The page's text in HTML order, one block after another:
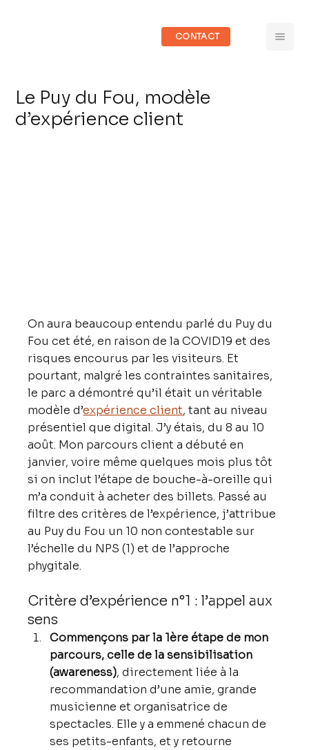
CONTACT
Le Puy du Fou, modèle
d’expérience client
On aura beaucoup entendu parlé du Puy du
Fou cet été, en raison de la COVID19 et des
risques encourus par les visiteurs. Et
pourtant, malgré les contraintes sanitaires,
le parc a démontré qu’il était un véritable
modèle d’expérience client, tant au niveau
présentiel que digital. J’y étais, du 8 au 10
août. Mon parcours client a débuté en
janvier, voire même quelques mois plus tôt
si on inclut l’étape de bouche-à-oreille qui
m’a conduit à acheter des billets. Passé au
filtre des critères de l’expérience, j’attribue
au Puy du Fou un 10 non contestable sur
l’échelle du NPS (1) et de l’approche
phygitale.
Critère d’expérience n°1 : l’appel aux
sens
Commençons par la 1ère étape de mon
parcours, celle de la sensibilisation
(awareness), directement liée à la
recommandation d’une amie, grande
musicienne et organisatrice de
spectacles. Elle y a emmené chacun de
ses petits-enfants, et y retourne